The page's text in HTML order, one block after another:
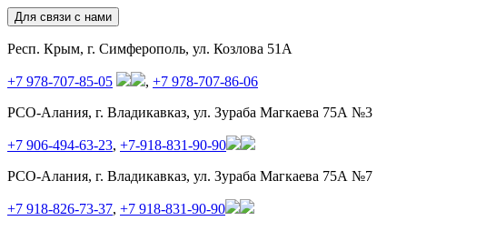
Для связи с нами
Респ. Крым, г. Симферополь, ул. Козлова 51А
+7 978-707-85-05 , +7 978-707-86-06
РСО-Алания, г. Владикавказ, ул. Зураба Магкаева 75А №3
+7 906-494-63-23, +7-918-831-90-90
РСО-Алания, г. Владикавказ, ул. Зураба Магкаева 75А №7
+7 918-826-73-37, +7 918-831-90-90